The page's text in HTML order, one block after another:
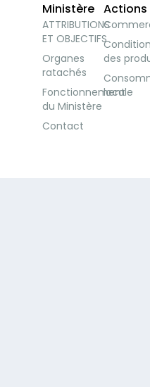
Ministère
ATTRIBUTIONS
ET OBJECTIFS
Organes
ratachés
Fonctionnement
du Ministère
Contact
Actions
des
locale